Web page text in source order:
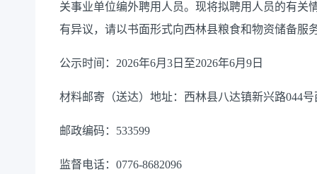
关事业单位编外聘用 人员。现将拟聘用人员的有关
有异议，请以书面形式向西林县粮食和物资储备服
公示时间： 2026年6月 3 日至2026年6月9 日
材料邮寄（送达）地址： 西林县八达镇新兴路044号
邮政编码： 533599
监督电话： 0776-8682096